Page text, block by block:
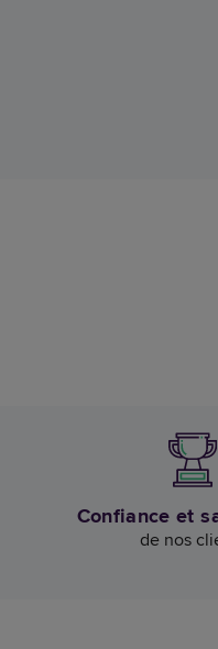
Confiance et
de nos